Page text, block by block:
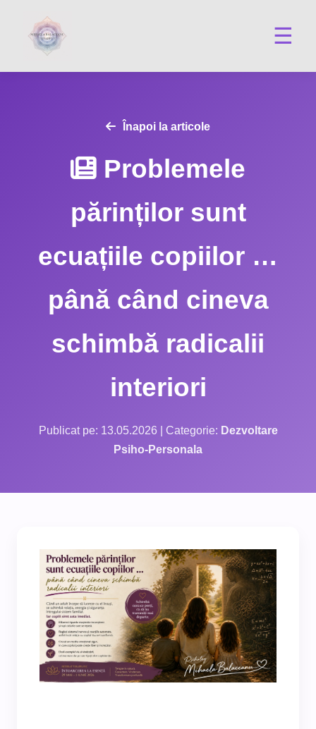
☰
Înapoi la articole
Problemele
părinților sunt
ecuațiile copiilor …
până când cineva
schimbă radicalii
interiori
Publicat pe: 13.05.2026 | Categorie: Dezvoltare
Psiho-Personala